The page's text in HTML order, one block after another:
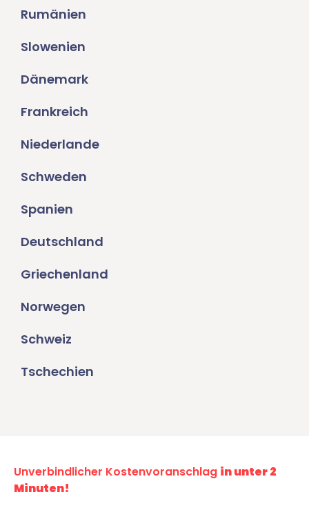
Rumänien
Slowenien
Dänemark
Frankreich
Niederlande
Schweden
Spanien
Deutschland
Griechenland
Norwegen
Schweiz
Tschechien
Unverbindlicher Kostenvoranschlag in unter 2
Minuten!